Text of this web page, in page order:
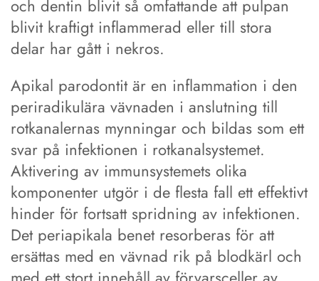
och dentin blivit så omfattande att pulpan
blivit kraftigt inflammerad eller till stora
delar har gått i nekros.
Apikal parodontit är en inflammation i den
periradikulära vävnaden i anslutning till
rotkanalernas mynningar och bildas som ett
svar på infektionen i rotkanalsystemet.
Aktivering av immunsystemets olika
komponenter utgör i de flesta fall ett effektivt
hinder för fortsatt spridning av infektionen.
Det periapikala benet resorberas för att
ersättas med en vävnad rik på blodkärl och